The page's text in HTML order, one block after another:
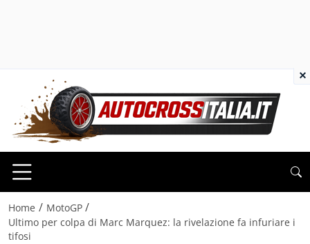
Home / MotoGP /
Ultimo per colpa di Marc Marquez: la rivelazione fa infuriare i
tifosi
×